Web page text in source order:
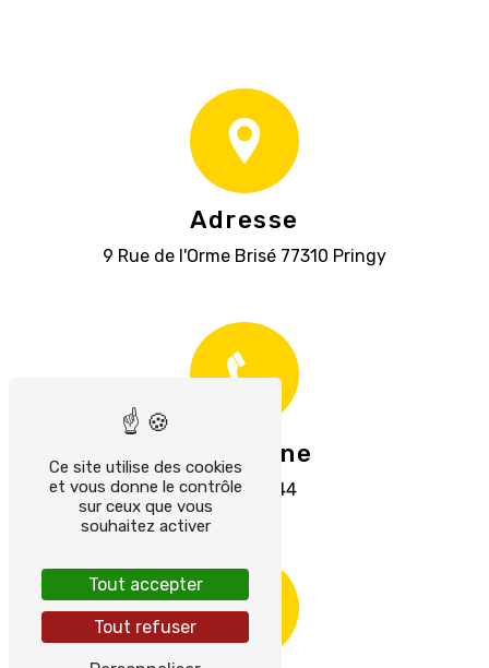
Adresse
9 Rue de l'Orme Brisé 77310 Pringy
Téléphone
0164895244
Ce site utilise des cookies
et vous donne le contrôle
sur ceux que vous
souhaitez activer
Tout accepter
Tout refuser